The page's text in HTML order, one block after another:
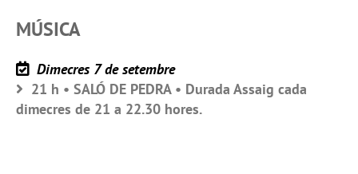
MÚSICA
Dimecres 7 de setembre
21 h • SALÓ DE PEDRA • Durada Assaig cada
dimecres de 21 a 22.30 hores.